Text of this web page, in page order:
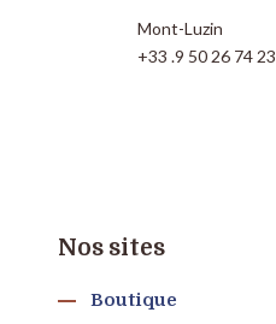
Mont-Luzin
+33 .9 50 26 74 23
Nos sites
Boutique